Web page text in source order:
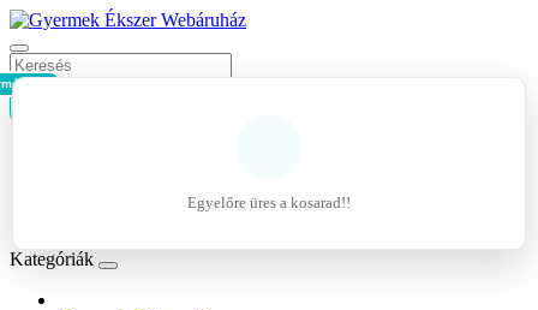
- 0Ft
Egyelőre üres a kosarad!!
Kategóriák